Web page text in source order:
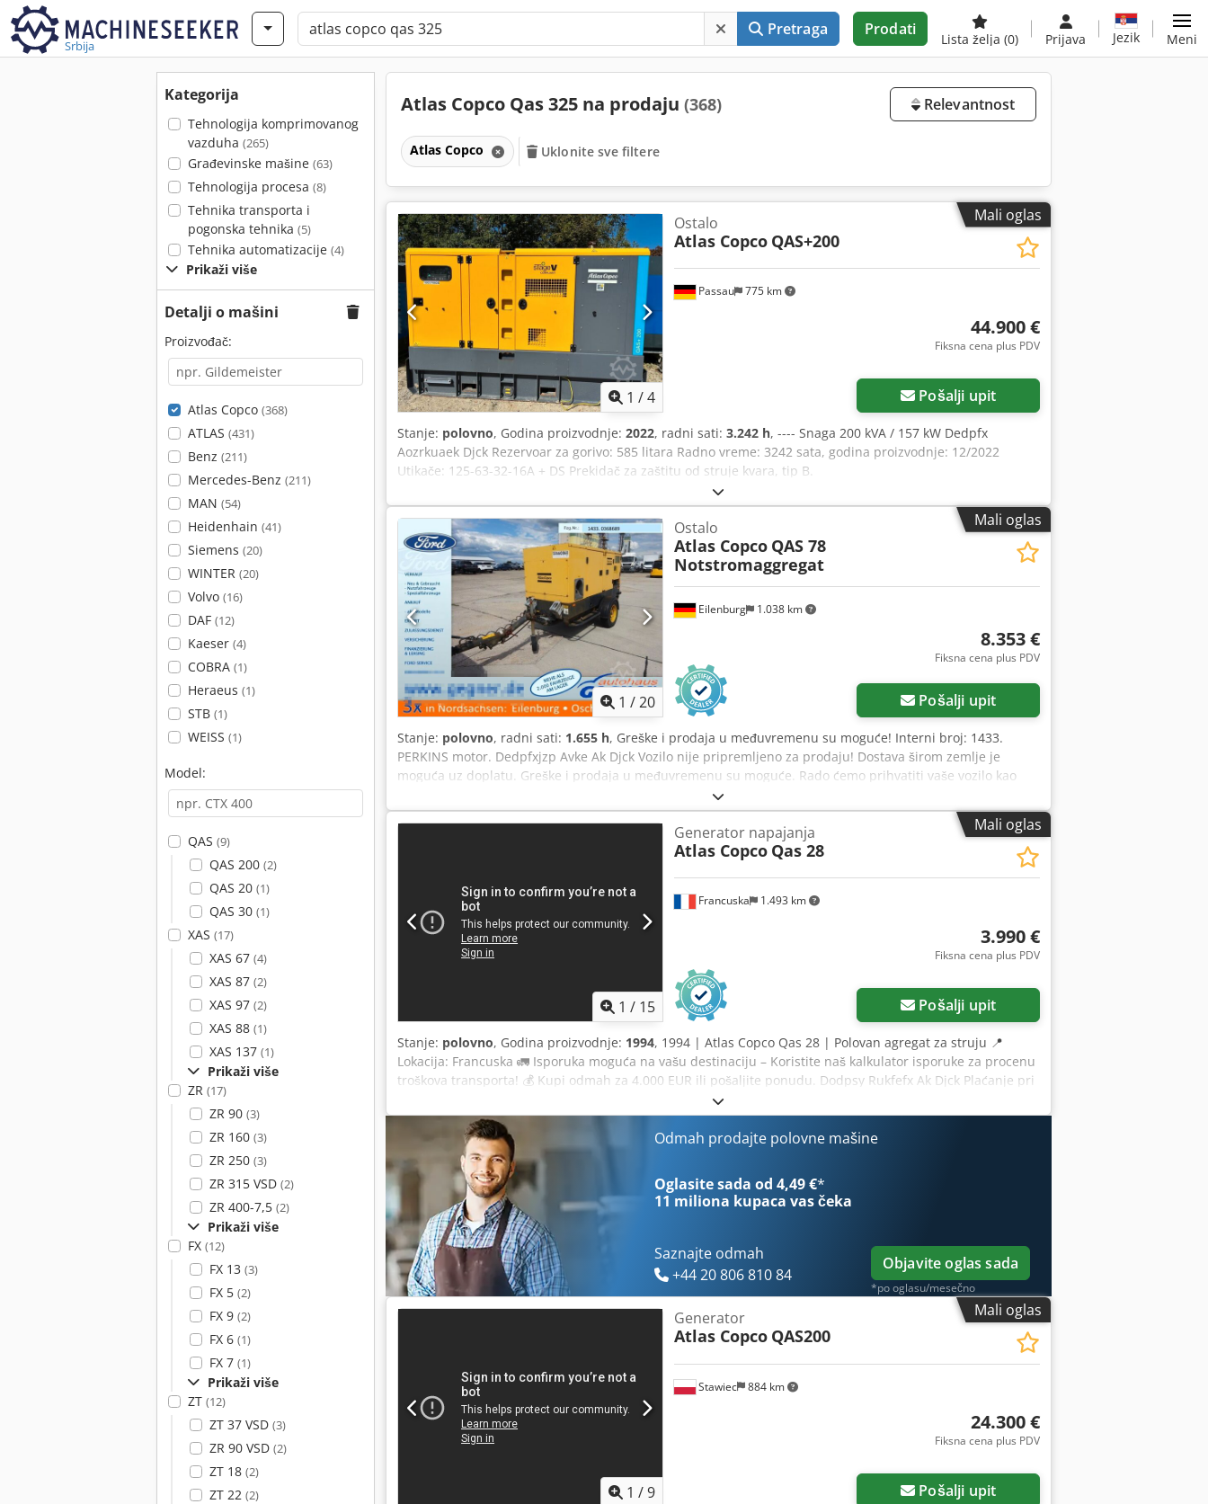
Srbija
Pretraga Prodati
Lista želja (0) Prijava Jezik Meni
Kategorija
Tehnologija komprimovanog
vazduha (265)
Građevinske mašine (63)
Tehnologija procesa (8)
Tehnika transporta i
pogonska tehnika (5)
Tehnika automatizacije (4)
Prikaži više
Detalji o mašini
Proizvođač:
Atlas Copco (368)
ATLAS (431)
Benz (211)
Mercedes-Benz (211)
MAN (54)
Heidenhain (41)
Siemens (20)
WINTER (20)
Volvo (16)
DAF (12)
Kaeser (4)
COBRA (1)
Heraeus (1)
STB (1)
WEISS (1)
Model:
QAS (9)
QAS 200 (2)
QAS 20 (1)
QAS 30 (1)
XAS (17)
XAS 67 (4)
XAS 87 (2)
XAS 97 (2)
XAS 88 (1)
XAS 137 (1)
Prikaži više
ZR (17)
ZR 90 (3)
ZR 160 (3)
ZR 250 (3)
ZR 315 VSD (2)
ZR 400-7,5 (2)
Prikaži više
FX (12)
FX 13 (3)
FX 5 (2)
FX 9 (2)
FX 6 (1)
FX 7 (1)
Prikaži više
ZT (12)
ZT 37 VSD (3)
ZR 90 VSD (2)
ZT 18 (2)
ZT 22 (2)
Atlas Copco Qas 325 na prodaju (368) Relevantnost
Atlas Copco Uklonite sve filtere
Mali oglas
1 /4
Passau 775 km
Ostalo
Atlas Copco QAS+200
44.900 €
Fiksna cena plus PDV
Pošalji upit
Stanje: polovno, Godina proizvodnje: 2022, radni sati: 3.242 h, ---- Snaga 200 kVA / 157 kW Dedpfx
Aozrkuaek Djck Rezervoar za gorivo: 585 litara Radno vreme: 3242 sata, godina proizvodnje: 12/2022
Utikače: 125-63-32-16A + DS Prekidač za zaštitu od struje kvara, tip B.
Mali oglas
1 /20
Eilenburg 1.038 km
Ostalo
Atlas Copco QAS 78
Notstromaggregat
8.353 €
Fiksna cena plus PDV
Pošalji upit
Stanje: polovno, radni sati: 1.655 h, Greške i prodaja u međuvremenu su moguće! Interni broj: 1433.
PERKINS motor. Dedpfxjzp Avke Ak Djck Vozilo nije pripremljeno za prodaju! Dostava širom zemlje je
moguća uz doplatu. Greške i prodaja u međuvremenu su moguće. Rado ćemo prihvatiti vaše vozilo kao
deo plaćanja. Finansiranje/lizing je moguće i bez uplate akontacije! Imate li još pitanja? Rado ćemo vam
pomoći!
Mali oglas
1 / 15
Francuska 1.493 km
Generator napajanja
Atlas Copco Qas 28
3.990 €
Fiksna cena plus PDV
Pošalji upit
Stanje: polovno, Godina proizvodnje: 1994, 1994 | Atlas Copco Qas 28 | Polovan agregat za struju 📍
Lokacija: Francuska 🚛 Isporuka moguća na vašu destinaciju – Koristite naš kalkulator isporuke za procenu
troškova transporta! 💰 Kupi odmah za 4.000 EUR ili pošaljite ponudu. Dodpsy Rukfefx Ak Djck Plaćanje pri
isporuci dostupno uz pristupačnu naknadu (uz odobrenje)* 👷‍♂️ Pregledao nezavisni stručnjak 23
inspekcijske tačke 18 odobreno ✅ 2 sa manjim nedostacima ℹ️ 0 kritičnih problema ⚠️ 📌 Komentar
inspektora: Generator struje 30 kVA, 77A/44A 230V/400V. Osigurači 40A i 16A. Dodatna utičnica od 32A je
improvizovano dodata. Broj sati rada nepoznat. Radi dobro. Godina proizvodnje 1994. 📄 Želite da vidite
kompletnu inspekciju, dodatne fotografije ili video? Savet: Referenca „39926 Equippo“ se često koristi za
online pretragu dodatnih informacija. 💡 Zašto izdvajamo ovu mašinu i našu uslugu: ✔ Detaljna inspekcija
od strane profesionalaca ✔ Dostava do lokacije rada ✔ Garancija povraćaja novca ✔ Sigurne i fleksibilne
opcije plaćanja 🔄 Zainteresovani ste za drugu opremu? Nudimo korisne alate i resurse za sve vlasnike i
operatere – jednostavno dostupne na našoj platformi.
Odmah prodajte polovne mašine
Oglasite sada od 4,49 €*
11 miliona kupaca vas čeka
Saznajte odmah
+44 20 806 810 84
Objavite oglas sada
*po oglasu/mesečno
Mali oglas
1 /9
Stawiec 884 km
Generator
Atlas Copco QAS200
24.300 €
Fiksna cena plus PDV
Pošalji upit